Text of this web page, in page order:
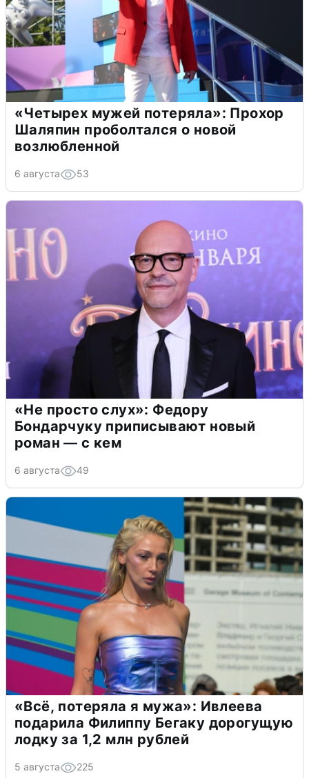
«Четырех мужей потеряла»: Прохор
Шаляпин проболтался о новой
возлюбленной
6 августа 53
«Не просто слух»: Федору
Бондарчуку приписывают новый
роман — с кем
6 августа 49
«Всё, потеряла я мужа»: Ивлеева
подарила Филиппу Бегаку дорогущую
лодку за 1,2 млн рублей
5 августа 225